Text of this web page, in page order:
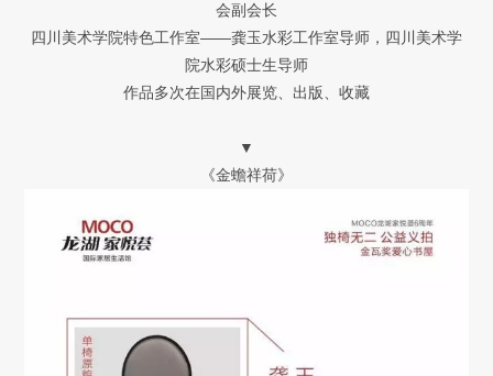
会副会长
四川美术学院特色工作室——龚玉水彩工作室导师，四川美术学
院水彩硕士生导师
作品多次在国内外展览、出版、收藏
▼
《金蟾祥荷》